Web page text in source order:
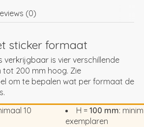
(0)
sticker formaat
verkrijgbaar is vier verschillende
tot 200 mm hoog. Zie
om te bepalen wat per formaat de
10
H = 100 mm:
exemplaren